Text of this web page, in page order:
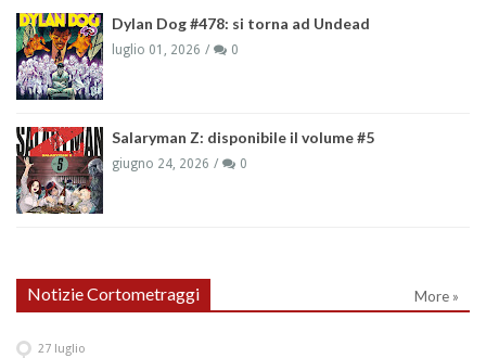
Dylan Dog #478: si torna ad Undead
luglio 01, 2026 0
Salaryman Z: disponibile il volume #5
giugno 24, 2026 0
Notizie Cortometraggi More »
27 luglio